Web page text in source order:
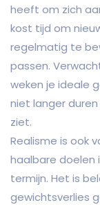
heeft om zich
kost tijd om
regelmatig te
passen.
weken je ideale
niet langer
ziet.
Realisme is ook
haalbare doelen
termijn. Het is
gewichtsverlies